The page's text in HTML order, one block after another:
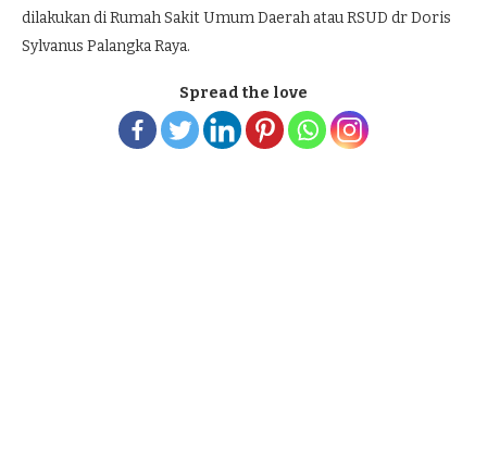
dilakukan di Rumah Sakit Umum Daerah atau RSUD dr Doris
Sylvanus Palangka Raya.
Spread the love